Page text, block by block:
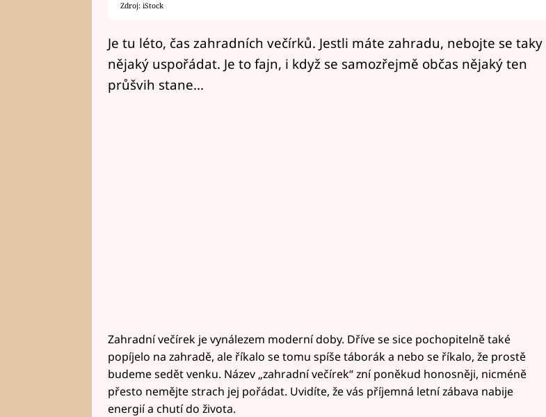
Zdroj: iStock
Je tu léto, čas zahradních večírků. Jestli máte zahradu, nebojte se taky
nějaký uspořádat. Je to fajn, i když se samozřejmě občas nějaký ten
průšvih stane...
Zahradní večírek je vynálezem moderní doby. Dříve se sice pochopitelně také
popíjelo na zahradě, ale říkalo se tomu spíše táborák a nebo se říkalo, že prostě
budeme sedět venku. Název „zahradní večírek“ zní poněkud honosněji, nicméně
přesto nemějte strach jej pořádat. Uvidíte, že vás příjemná letní zábava nabije
energií a chutí do života.